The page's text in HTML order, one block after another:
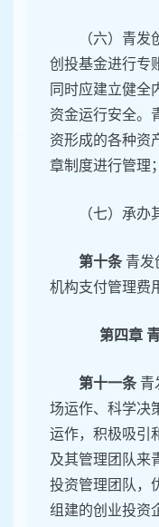
（六）青
创投基金进行专
同时应建立健全
资金运行安全。
资形成的各种资
章制度进行管理；
（七）承办
第十条 青发
机构支付管理费
第四章
第十一条 青
场运作、科学决
运作，积极吸引
及其管理团队来
投资管理团队，
组建的创业投资